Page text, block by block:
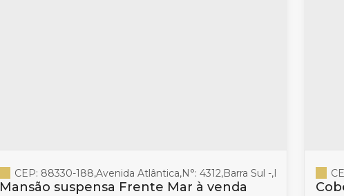
Mansão suspensa Frente Mar à venda
CEP: 88330-188,Avenida Atlântica,N°: 4312,Barra Sul ,Balneário